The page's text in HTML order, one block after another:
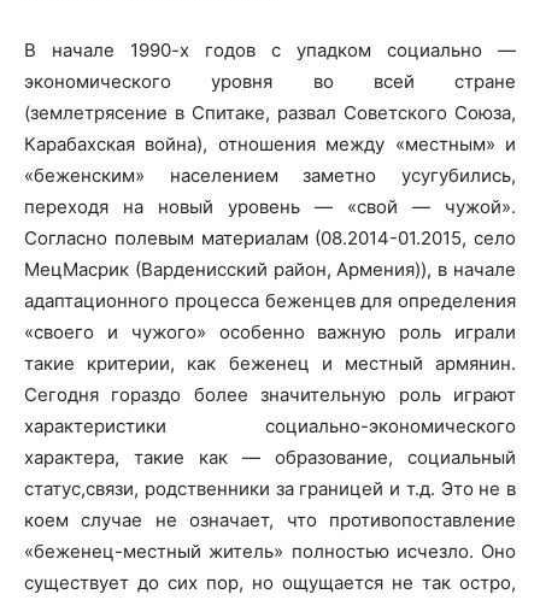
В начале 1990-х годов с упадком социально —
экономического уровня во всей стране
(землетрясение в Спитаке, развал Советского Союза,
Карабахская война), отношения между «местным» и
«беженским» населением заметно усугубились,
переходя на новый уровень — «свой — чужой».
Согласно полевым материалам (08.2014-01.2015, село
МецМасрик (Варденисский район, Армения)), в начале
адаптационного процесса беженцев для определения
«своего и чужого» особенно важную роль играли
такие критерии, как беженец и местный армянин.
Сегодня гораздо более значительную роль играют
характеристики социально-экономического
характера, такие как — образование, социальный
статус,связи, родственники за границей и т.д. Это не в
коем случае не означает, что противопоставление
«беженец-местный житель» полностью исчезло. Оно
существует до сих пор, но ощущается не так остро,